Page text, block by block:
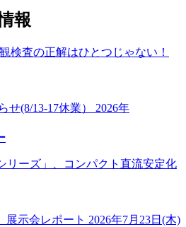
報
検査の正解はひとつじゃない！
せ(8/13-17休業） 2026年
リーズ」、コンパクト直流安定化
展示会レポート 2026年7月23日(木)